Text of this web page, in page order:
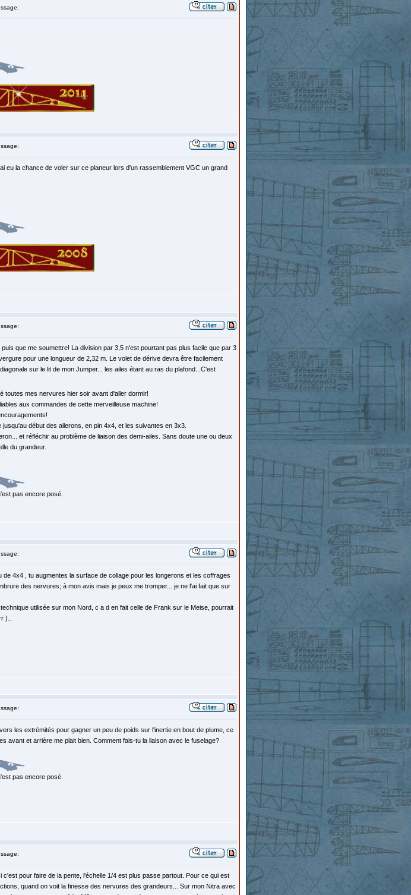
eu la chance de voler sur ce planeur lors d'un rassemblement VGC un grand
que me soumettre! La division par 3,5 n'est pourtant pas plus facile que par 3
pour une longueur de 2,32 m. Le volet de dérive devra être facilement
sur le lit de mon Jumper... les ailes étant au ras du plafond...C'est
toutes mes nervures hier soir avant d'aller dormir!
aux commandes de cette merveilleuse machine!
début des ailerons, en pin 4x4, et les suivantes en 3x3.
et réfléchir au problème de liaison des demi-ailes. Sans doute une ou deux
du grandeur.
pas encore posé.
4x4 , tu augmentes la surface de collage pour les longerons et les coffrages
des nervures; à mon avis mais je peux me tromper... je ne l'ai fait que sur
utilisée sur mon Nord, c a d en fait celle de Frank sur le Meise, pourrait
)..
les extrémités pour gagner un peu de poids sur l'inertie en bout de plume, ce
avant et arrière me plait bien. Comment fais-tu la liaison avec le fuselage?
pas encore posé.
c'est pour faire de la pente, l'échelle 1/4 est plus passe partout. Pour ce qui est
quand on voit la finesse des nervures des grandeurs... Sur mon Nitra avec